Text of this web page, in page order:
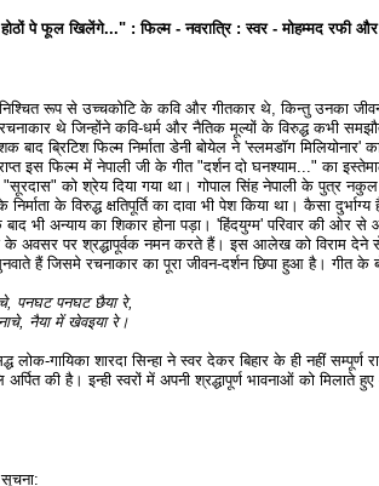
होठों पे फूल खिलेंगे..." : फिल्म - नवरात्रि : स्वर - मोहम्मद रफी
निश्चित रूप से उच्चकोटि के कवि और गीतकार थे, किन्तु उनका जीवन
थे जिन्होंने कवि-धर्म और नैतिक मूल्यों के विरुद्ध कभी
ब्रिटिश फिल्म निर्माता डेनी बोयेल ने 'स्लमडॉग मिलियोनार' का
इस फिल्म में नेपाली जी के गीत "दर्शन दो घनश्याम..." का
को श्रेय दिया गया था। गोपाल सिंह नेपाली के पुत्र
के विरुद्ध क्षतिपूर्ति का दावा भी पेश किया था। कैसा
भी अन्याय का शिकार होना पड़ा। 'हिंदयुग्म' परिवार की ओर से
के अवसर पर श्रद्धापूर्वक नमन करते हैं। इस आलेख को विराम देने
हैं जिसमे रचनाकार का पूरा जीवन-दर्शन छिपा हुआ है। गीत के
पनघट पनघट छैया रे,
नैया में खेवइया रे।
लोक-गायिका शारदा सिन्हा ने स्वर देकर बिहार के ही नहीं सम्पूर्ण
अर्पित की है। इन्ही स्वरों में अपनी श्रद्धापूर्ण भावनाओं को मिलाते